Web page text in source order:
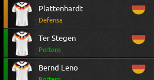
Plattenhardt
Defensa
Ter Stegen
Portero
Bernd Leno